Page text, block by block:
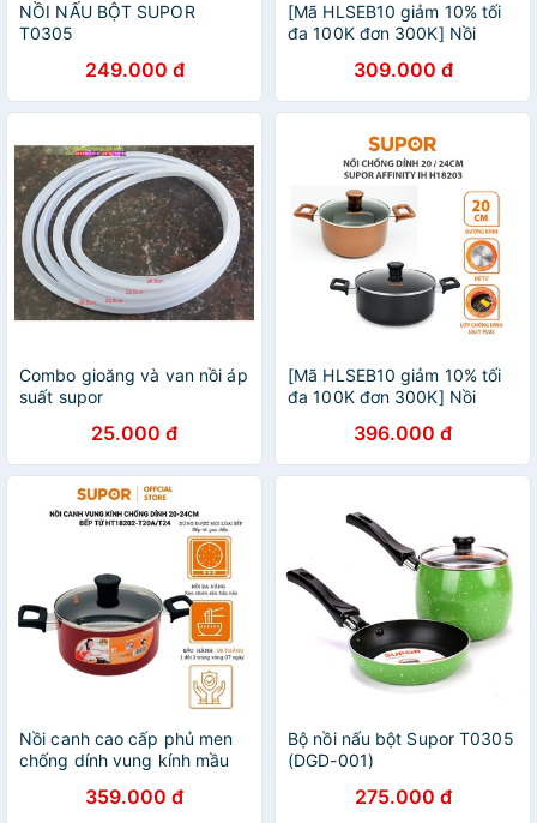
NỒI NẤU BỘT SUPOR
T0305
249.000 đ
[Mã HLSEB10 giảm 10% tối
đa 100K đơn 300K] Nồi
SUPOR Affinity H18204-T18
18 cm
309.000 đ
Combo gioăng và van nồi áp
suất supor
25.000 đ
[Mã HLSEB10 giảm 10% tối
đa 100K đơn 300K] Nồi
IH H18203 20/24CM
396.000 đ
Nồi canh cao cấp phủ men
chống dính vung kính mầu
SUPOR H18202-T20/24
359.000 đ
Bộ nồi nấu bột Supor T0305
(DGD-001)
275.000 đ